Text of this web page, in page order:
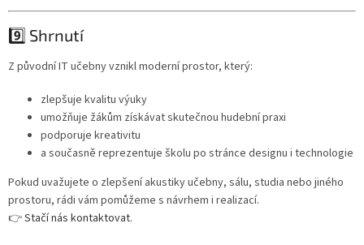
9️⃣ Shrnutí
Z původní IT učebny vznikl moderní prostor, který:
zlepšuje kvalitu výuky
umožňuje žákům získávat skutečnou hudební praxi
podporuje kreativitu
a současně reprezentuje školu po stránce designu i technologie
Pokud uvažujete o zlepšení akustiky učebny, sálu, studia nebo jiného
prostoru, rádi vám pomůžeme s návrhem i realizací.
👉Stačí nás kontaktovat.